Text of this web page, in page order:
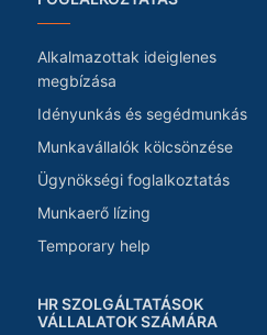
Alkalmazottak ideiglenes
megbízása
Idényunkás és segédmunkás
Munkavállalók kölcsönzése
Ügynökségi foglalkoztatás
Munkaerő lízing
Temporary help
HR SZOLGÁLTATÁSOK
VÁLLALATOK SZÁMÁRA